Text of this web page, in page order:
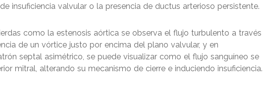
insuficiencia valvular o la presencia de ductus arterioso persistente.
como la estenosis aórtica se observa el flujo turbulento a través
de un vórtice justo por encima del plano valvular, y en
septal asimétrico, se puede visualizar como el flujo sanguíneo se
mitral, alterando su mecanismo de cierre e induciendo insuficiencia.